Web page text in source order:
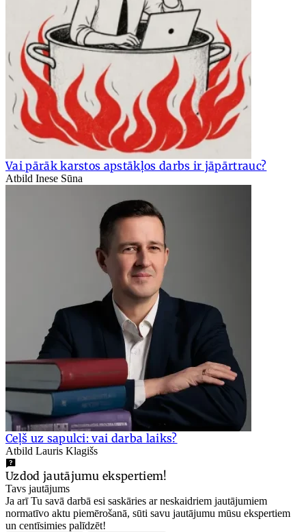
Vai pārāk karstos apstākļos darbs ir jāpārtrauc?
Atbild Inese Sūna
Ceļš uz sapulci: vai darba laiks?
Atbild Lauris Klagišs
Uzdod jautājumu ekspertiem!
Tavs jautājums
Ja arī Tu savā darbā esi saskāries ar neskaidriem jautājumiem
normatīvo aktu piemērošanā, sūti savu jautājumu mūsu ekspertiem
un centīsimies palīdzēt!